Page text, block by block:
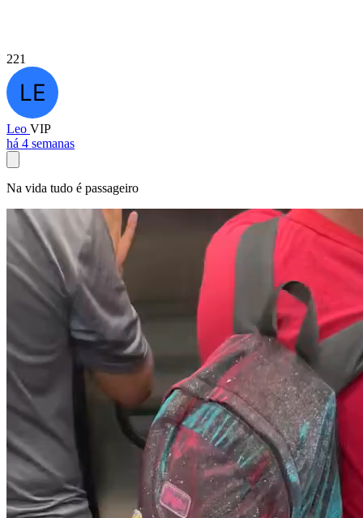
221
Leo VIP
há 4 semanas
Na vida tudo é passageiro